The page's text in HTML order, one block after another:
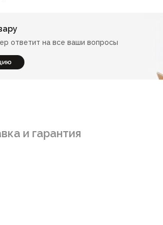
ответит на все ваши вопросы
и гарантия